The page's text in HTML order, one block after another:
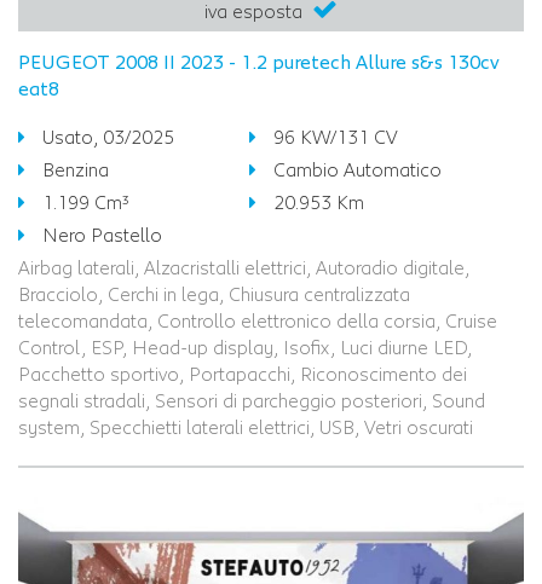
iva esposta
PEUGEOT 2008 II 2023 - 1.2 puretech Allure s&s 130cv
eat8
Usato, 03/2025
96 KW/131 CV
Benzina
Cambio Automatico
1.199 Cm³
20.953 Km
Nero Pastello
Airbag laterali, Alzacristalli elettrici, Autoradio digitale,
Bracciolo, Cerchi in lega, Chiusura centralizzata
telecomandata, Controllo elettronico della corsia, Cruise
Control, ESP, Head-up display, Isofix, Luci diurne LED,
Pacchetto sportivo, Portapacchi, Riconoscimento dei
segnali stradali, Sensori di parcheggio posteriori, Sound
system, Specchietti laterali elettrici, USB, Vetri oscurati